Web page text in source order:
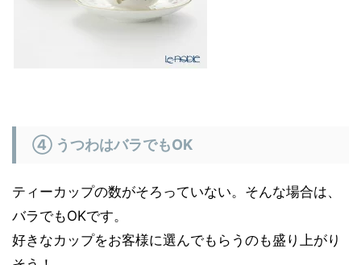
④ うつわはバラでもOK
ティーカップの数がそろっていない。そんな場合は、
バラでもOKです。
好きなカップをお客様に選んでもらうのも盛り上がり